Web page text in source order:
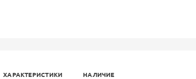
ХАРАКТЕРИСТИКИ НАЛИЧИЕ